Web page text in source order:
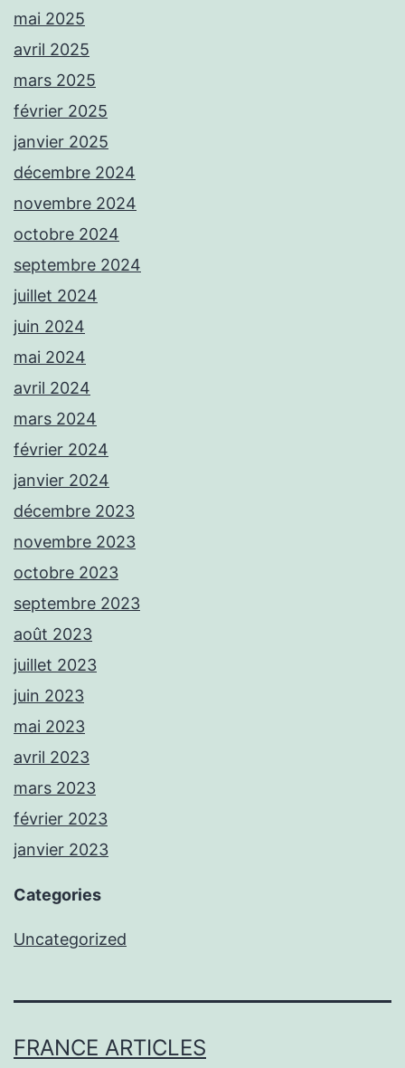
mai 2025
avril 2025
mars 2025
février 2025
janvier 2025
décembre 2024
novembre 2024
octobre 2024
septembre 2024
juillet 2024
juin 2024
mai 2024
avril 2024
mars 2024
février 2024
janvier 2024
décembre 2023
novembre 2023
octobre 2023
septembre 2023
août 2023
juillet 2023
juin 2023
mai 2023
avril 2023
mars 2023
février 2023
janvier 2023
Categories
Uncategorized
FRANCE ARTICLES